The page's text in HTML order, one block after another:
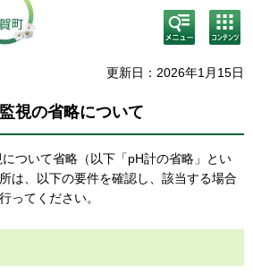
検
索・
メニ
コン
テン
ニュ
更新日：2026年1月15日
視の省略について
ついて省略（以下「pH計の省略」とい
は、以下の要件を確認し、該当する場合
ってください。